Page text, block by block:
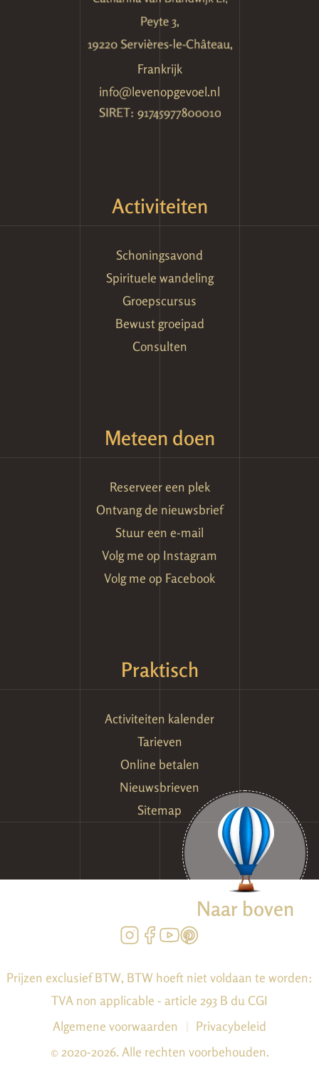
Frankrijk
info@levenopgevoel.nl
Activiteiten
Schoningsavond
Spirituele wandeling
Groepscursus
Bewust groeipad
Consulten
Meteen doen
Reserveer een plek
Ontvang de nieuwsbrief
Stuur een e-mail
Volg me op Instagram
Volg me op Facebook
Praktisch
Activiteiten kalender
Tarieven
Online betalen
Nieuwsbrieven
Sitemap
Prijzen exclusief BTW, BTW hoeft niet voldaan te worden:
TVA non applicable - article 293 B du CGI
Algemene voorwaarden
| Privacybeleid
© 2020-2026. Alle rechten voorbehouden.
Naar boven